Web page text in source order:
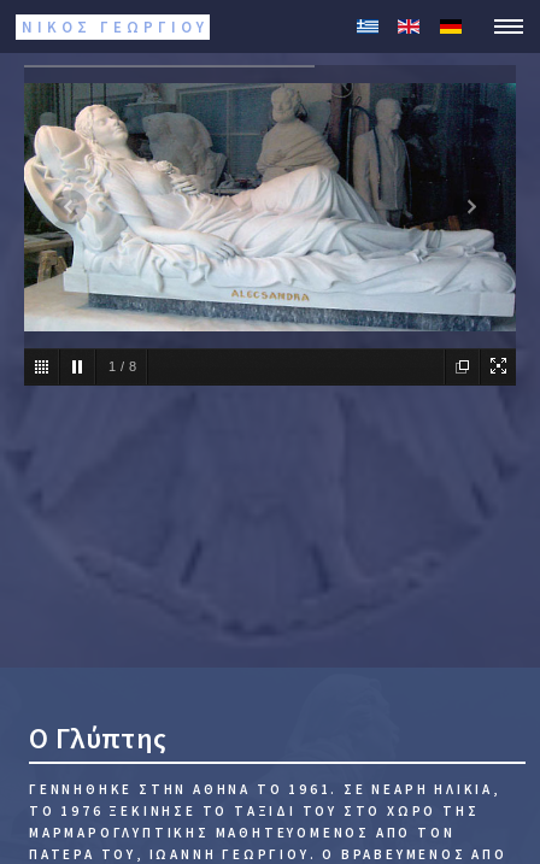
ΝΙΚΟΣ ΓΕΩΡΓΊΟΥ
1 / 8
Ο Γλύπτης
ΓΕΝΝΉΘΗΚΕ ΣΤΗΝ ΑΘΉΝΑ ΤΟ 1961. ΣΕ ΝΕΑΡΉ ΗΛΙΚΊΑ,
ΤΟ 1976 ΞΕΚΊΝΗΣΕ ΤΟ ΤΑΞΊΔΙ ΤΟΥ ΣΤΟ ΧΏΡΟ ΤΗΣ
ΜΑΡΜΑΡΟΓΛΥΠΤΙΚΉΣ ΜΑΘΗΤΕΥΌΜΕΝΟΣ ΑΠΌ ΤΟΝ
ΠΑΤΈΡΑ ΤΟΥ, ΙΩΆΝΝΗ ΓΕΩΡΓΊΟΥ. Ο ΒΡΑΒΕΥΜΈΝΟΣ ΑΠΌ